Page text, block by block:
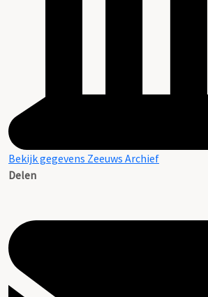
Bekijk gegevens Zeeuws Archief
Delen